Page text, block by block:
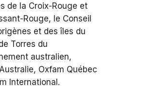
de la Croix-Rouge et
Rouge, le Conseil
et des îles du
Torres du
australien,
Oxfam Québec
International.